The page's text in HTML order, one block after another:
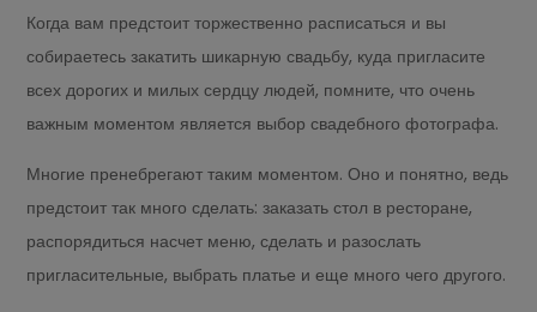
Когда вам предстоит торжественно расписаться и вы
собираетесь закатить шикарную свадьбу, куда пригласите
всех дорогих и милых сердцу людей, помните, что очень
важным моментом является выбор свадебного фотографа.
Многие пренебрегают таким моментом. Оно и понятно, ведь
предстоит так много сделать: заказать стол в ресторане,
распорядиться насчет меню, сделать и разослать
пригласительные, выбрать платье и еще много чего другого.